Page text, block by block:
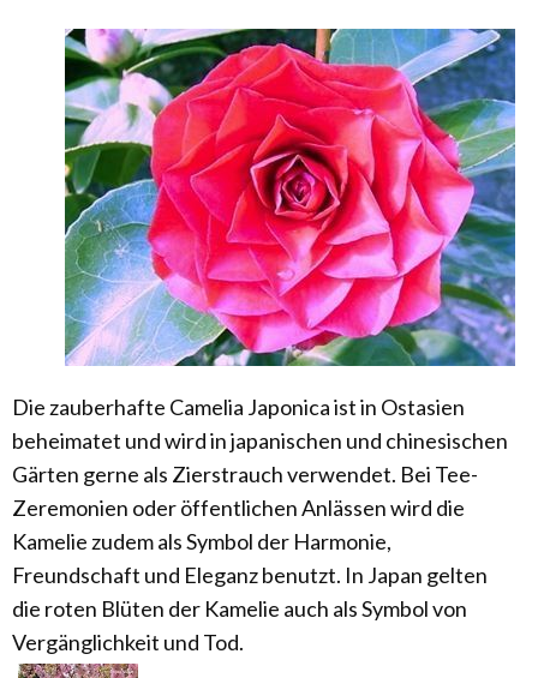
Die zauberhafte Camelia Japonica ist in Ostasien
beheimatet und wird in japanischen und chinesischen
Gärten gerne als Zierstrauch verwendet. Bei Tee-
Zeremonien oder öffentlichen Anlässen wird die
Kamelie zudem als Symbol der Harmonie,
Freundschaft und Eleganz benutzt. In Japan gelten
die roten Blüten der Kamelie auch als Symbol von
Vergänglichkeit und Tod.